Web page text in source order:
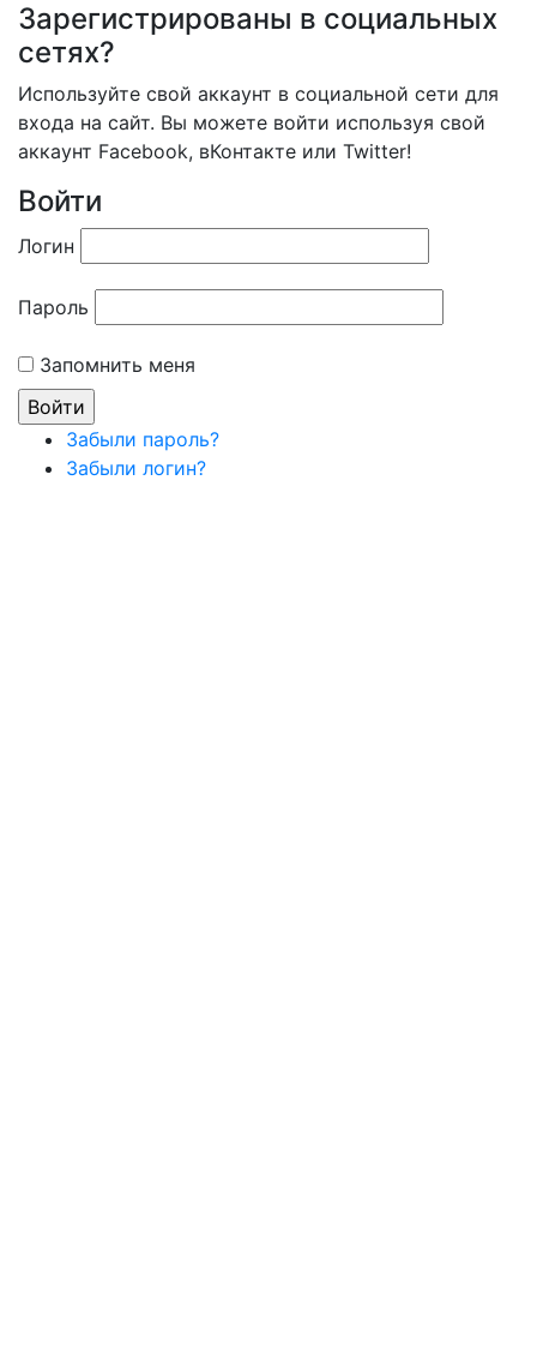
Зарегистрированы в социальных
сетях?
Используйте свой аккаунт в социальной сети для
входа на сайт. Вы можете войти используя свой
аккаунт Facebook, вКонтакте или Twitter!
Войти
Логин
Пароль
Запомнить меня
Забыли пароль?
Забыли логин?